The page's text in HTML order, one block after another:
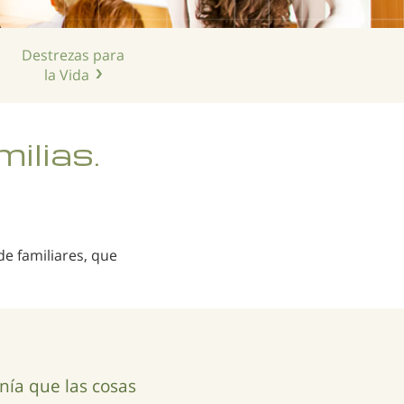
Destrezas para
la Vida
familiares, que
que las cosas